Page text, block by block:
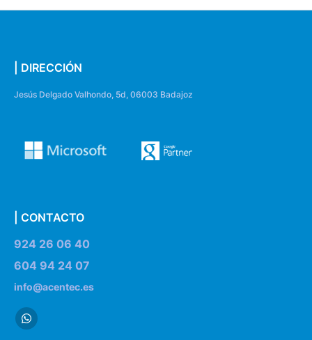
| DIRECCIÓN
Jesús Delgado Valhondo, 5d, 06003 Badajoz
| CONTACTO
924 26 06 40
604 94 24 07
info@acentec.es